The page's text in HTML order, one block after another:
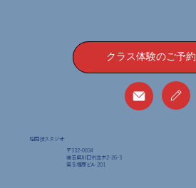
クラス体験のご予約
格闘技スタジオ
〒332-0034
埼玉県川口市並木2-26-3
​第５福原ビル 201